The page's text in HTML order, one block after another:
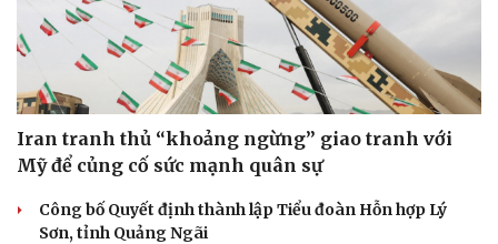
Doanh nghiệp
Thông tin doanh nghiệp
Doanh nghiệp 24h
Doanh nhân
Vì cộng đồng
Công nghệ
Sành điệu
Tin Công nghệ
Trải nghiệm
Chuyển đổi số
Iran tranh thủ “khoảng ngừng” giao tranh với
Mỹ để củng cố sức mạnh quân sự
Công bố Quyết định thành lập Tiểu đoàn Hỗn hợp Lý
Sơn, tỉnh Quảng Ngãi